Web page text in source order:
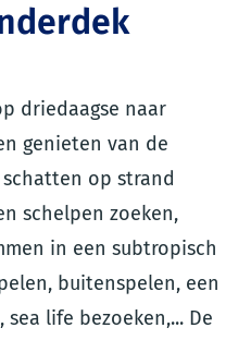
driedaagse naar
genieten van de
op strand
schelpen zoeken,
in een subtropisch
buitenspelen, een
life bezoeken,... De